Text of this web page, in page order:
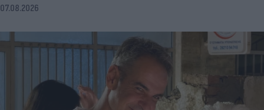
07.08.2026